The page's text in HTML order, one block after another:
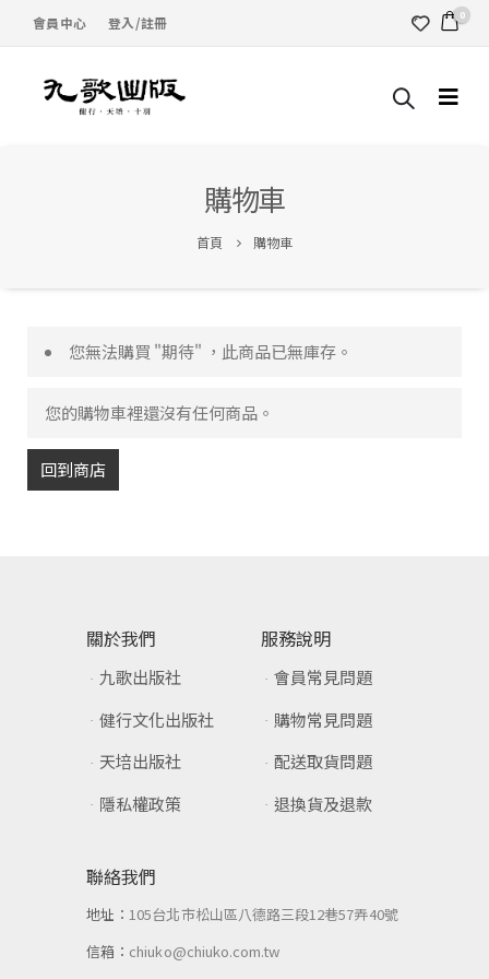
會員中心 登入/註冊 0
購物車
首頁 購物車
您無法購買 "期待" ，此商品已無庫存。
您的購物車裡還沒有任何商品。
回到商店
關於我們
九歌出版社
健行文化出版社
天培出版社
隱私權政策
服務說明
會員常見問題
購物常見問題
配送取貨問題
退換貨及退款
聯絡我們
地址：105台北市松山區八德路三段12巷57弄40號
信箱： chiuko@chiuko.com.tw